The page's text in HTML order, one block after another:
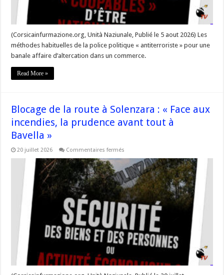
(Corsicainfurmazione.org, Unità Naziunale, Publié le 5 aout 2026) Les
méthodes habituelles de la police politique « antiterroriste » pour une
banale affaire d’altercation dans un commerce.
Read More »
Blocage de la route à Solenzara : « Face aux
incendies, la prudence avant tout à
Bavella »
20 juillet 2026 Commentaires fermés
la
route
à
Solenzara
:
« Face
aux
incendies,
la
prudence
avant
tout
à